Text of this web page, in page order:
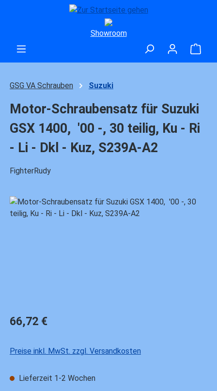
Zum Hauptinhalt springen
Showroom
GSG VA Schrauben Suzuki
Motor-Schraubensatz für Suzuki
GSX 1400, '00 -, 30 teilig, Ku - Ri
- Li - Dkl - Kuz, S239A-A2
FighterRudy
Bildergalerie überspringen
Regulärer Preis:
66,72 €
Preise inkl. MwSt. zzgl. Versandkosten
Lieferzeit 1-2 Wochen